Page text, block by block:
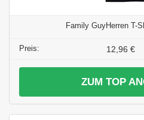
Family GuyHerren T-
12,96 €
ZUM TOP